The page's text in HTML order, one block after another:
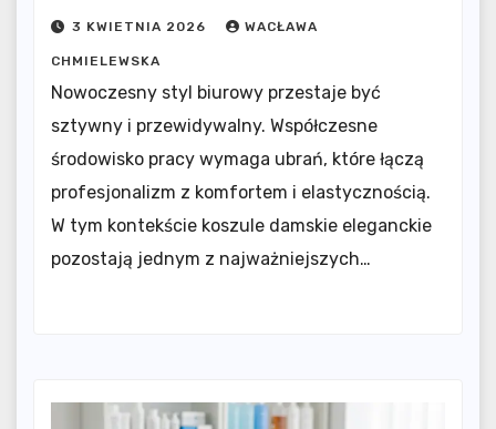
3 KWIETNIA 2026 WACŁAWA
CHMIELEWSKA
Nowoczesny styl biurowy przestaje być
sztywny i przewidywalny. Współczesne
środowisko pracy wymaga ubrań, które łączą
profesjonalizm z komfortem i elastycznością.
W tym kontekście koszule damskie eleganckie
pozostają jednym z najważniejszych…